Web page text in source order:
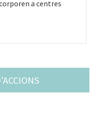
a centres